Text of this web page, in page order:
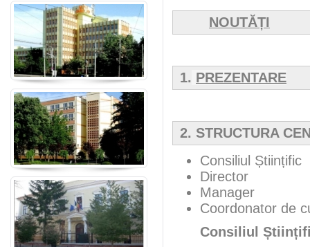
NOUTĂȚI
1. PREZENTARE
2. STRUCTURA
Consiliul Științific
Director
Manager
Coordonator de
Consiliul